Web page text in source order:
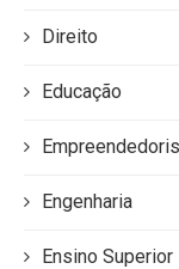
Direito
Educação
Engenharia
Ensino Superior